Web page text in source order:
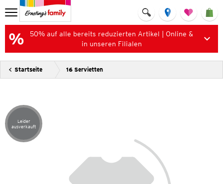
50% auf alle bereits reduzierten Artikel | Online &
in unseren Filialen
Startseite 16 Servietten
Artikel leider ausverkauft
Leider
ausverkauft